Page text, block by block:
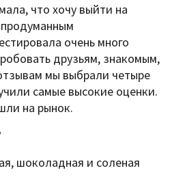
что хочу выйти на
очень много
друзьям, знакомым,
мы выбрали четыре
самые высокие оценки.
на рынок.
шоколадная и соленая